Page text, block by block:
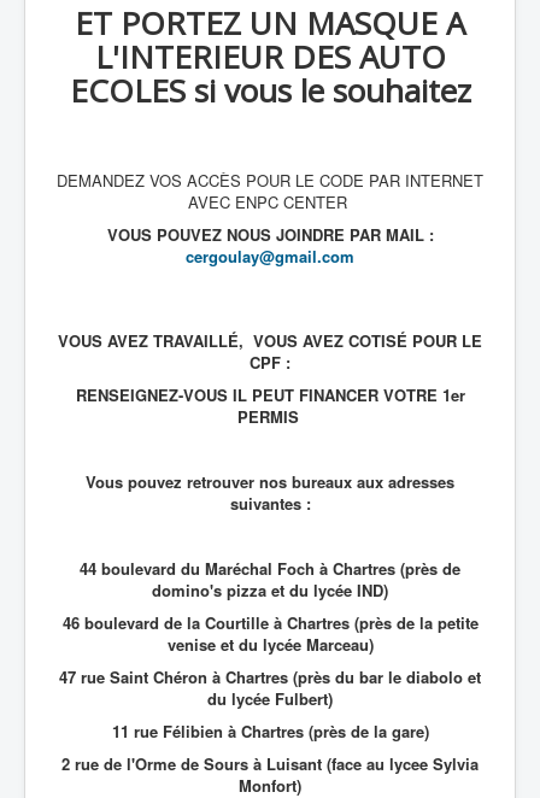
ET PORTEZ UN MASQUE A
L'INTERIEUR DES AUTO
ECOLES si vous le souhaitez
DEMANDEZ VOS ACCÈS POUR LE CODE PAR INTERNET
AVEC ENPC CENTER
VOUS POUVEZ NOUS JOINDRE PAR MAIL :
cergoulay@gmail.com
VOUS AVEZ TRAVAILLÉ, VOUS AVEZ COTISÉ POUR LE
CPF :
RENSEIGNEZ-VOUS IL PEUT FINANCER VOTRE 1er
PERMIS
Vous pouvez retrouver nos bureaux aux adresses
suivantes :
44 boulevard du Maréchal Foch à Chartres (près de
domino's pizza et du lycée IND)
46 boulevard de la Courtille à Chartres (près de la petite
venise et du lycée Marceau)
47 rue Saint Chéron à Chartres (près du bar le diabolo et
du lycée Fulbert)
11 rue Félibien à Chartres (près de la gare)
2 rue de l'Orme de Sours à Luisant (face au lycee Sylvia
Monfort)